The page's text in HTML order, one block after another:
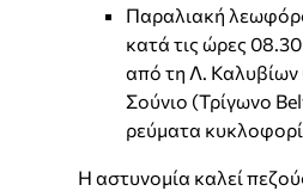
Παραλιακή
κατά τις ώρες
από τη Λ. Καλυβίων
Σούνιο (Τρίγωνο
ρεύματα
Η αστυνομία καλεί